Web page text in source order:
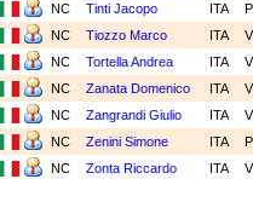
NC Tinti Jacopo ITA
NC Tiozzo Marco ITA
NC Tortella Andrea ITA
NC Zanata Domenico ITA
NC Zangrandi Giulio ITA
NC Zenini Simone ITA
NC Zonta Riccardo ITA